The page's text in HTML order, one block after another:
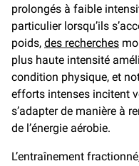
prolongés à faible
particulier lorsqu’ils
poids, des recherches
plus haute intensité
condition physique, et
efforts intenses incitent
s’adapter de manière à
de l’énergie aérobie.
L’entraînement